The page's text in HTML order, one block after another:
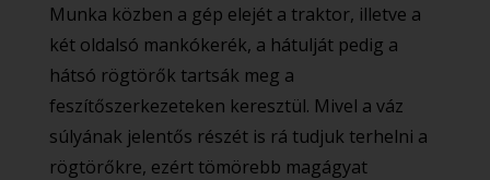
Munka közben a gép elejét a traktor, illetve a
két oldalsó mankókerék, a hátulját pedig a
hátsó rögtörők tartsák meg a
feszítőszerkezeteken keresztül. Mivel a váz
súlyának jelentős részét is rá tudjuk terhelni a
rögtörőkre, ezért tömörebb magágyat